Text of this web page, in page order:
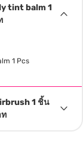
tint balm 1
1 Pcs
1 ชิ้น
ท